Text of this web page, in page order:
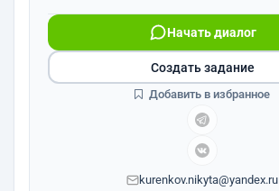
Начать диалог
kurenkov.nikyta@yandex.ru
Создать задание
Добавить в избранное